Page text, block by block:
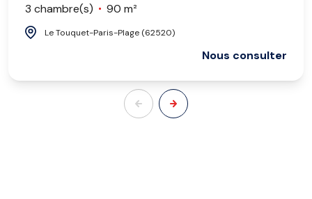
3 chambre(s)
90 m²
Le Touquet-Paris-Plage (62520)
Nous consulter